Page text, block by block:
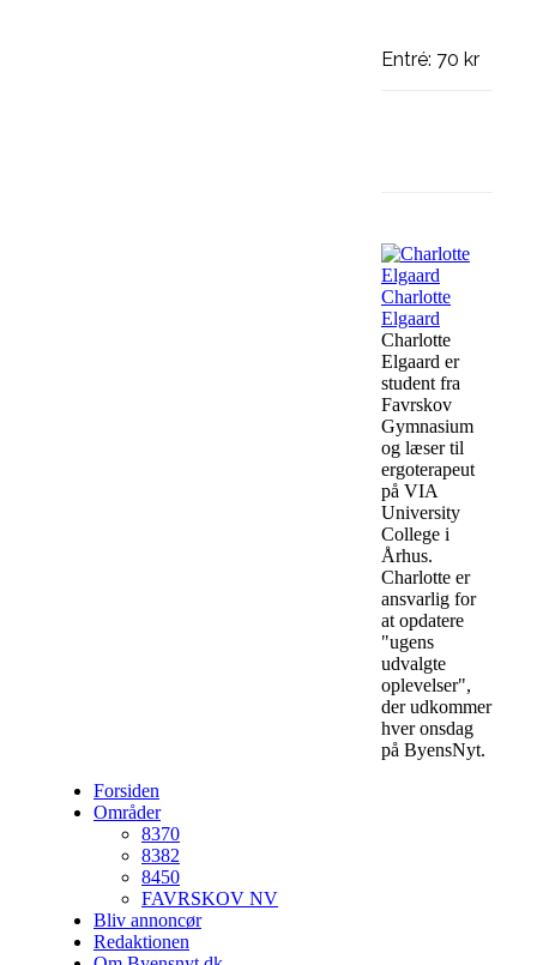
Entré: 70 kr
Charlotte
Elgaard
Charlotte
Elgaard er
student fra
Favrskov
Gymnasium
og læser til
ergoterapeut
på VIA
University
College i
Århus.
Charlotte er
ansvarlig for
at opdatere
"ugens
udvalgte
oplevelser",
der udkommer
hver onsdag
på ByensNyt.
Forsiden
Områder
8370
8382
8450
FAVRSKOV NV
Bliv annoncør
Redaktionen